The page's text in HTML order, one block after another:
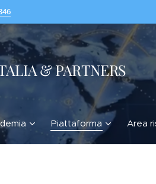
& PARTNERS
Piattaforma Area